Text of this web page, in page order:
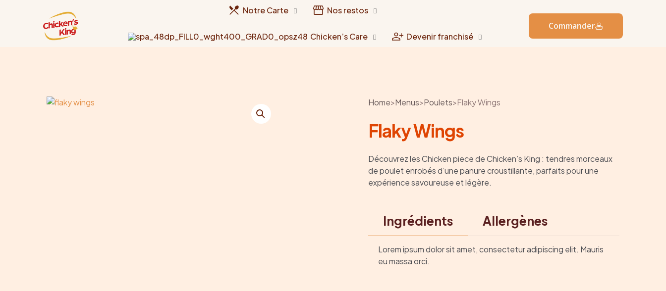
Notre Carte Nos restos
Chicken’s Care Devenir franchisé
Commander
Home>Menus>Poulets>Flaky Wings
Flaky Wings
Découvrez les Chicken piece de Chicken’s King : tendres morceaux
de poulet enrobés d’une panure croustillante, parfaits pour une
expérience savoureuse et légère.
Ingrédients Allergènes
Lorem ipsum dolor sit amet, consectetur adipiscing elit. Mauris
eu massa orci.